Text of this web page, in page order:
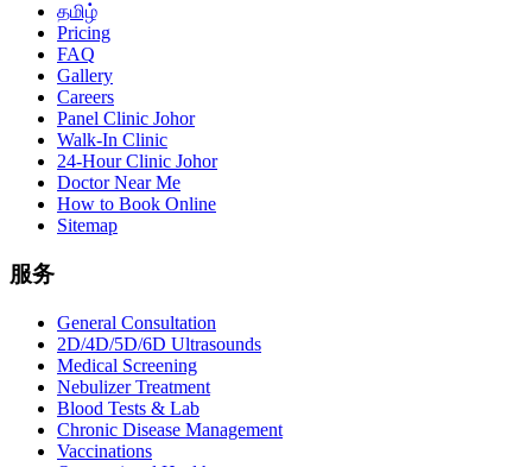
தமிழ்
Pricing
FAQ
Gallery
Careers
Panel Clinic Johor
Walk-In Clinic
24-Hour Clinic Johor
Doctor Near Me
How to Book Online
Sitemap
服务
General Consultation
2D/4D/5D/6D Ultrasounds
Medical Screening
Nebulizer Treatment
Blood Tests & Lab
Chronic Disease Management
Vaccinations